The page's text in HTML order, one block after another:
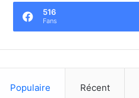
516
Fans
Populaire Récent